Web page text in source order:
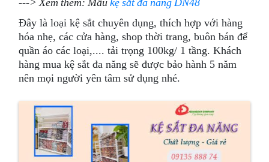
---> Xem thêm: Mẫukệ sắt đa năng DN48
Đây là loại kệ sắt chuyên dụng, thích hợp với hàng
hóa nhẹ, các cửa hàng, shop thời trang, buôn bán để
quần áo các loại,.... tải trọng 100kg/ 1 tầng. Khách
hàng mua kệ sắt đa năng sẽ được bảo hành 5 năm
nên mọi người yên tâm sử dụng nhé.